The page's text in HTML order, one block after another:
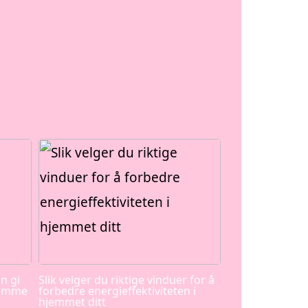
gi Slik velger du riktige vinduer for å
forbedre energieffektiviteten i
hjemmet ditt